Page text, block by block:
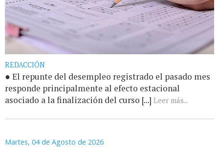
REDACCIÓN
● El repunte del desempleo registrado el pasado mes
responde principalmente al efecto estacional
asociado a la finalización del curso [...] Leer más...
Martes, 04 de Agosto de 2026